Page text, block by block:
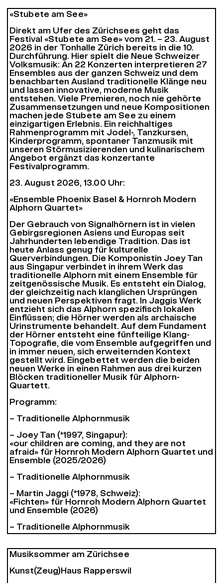
«Stubete am See»
Direkt am Ufer des Zürichsees geht das
Festival «Stubete am See» vom 21. – 23. August
2026 in der Tonhalle Zürich bereits in die 10.
Durchführung. Hier spielt die Neue Schweizer
Volksmusik: An 22 Konzerten interpretieren 27
Ensembles aus der ganzen Schweiz und dem
benachbarten Ausland traditionelle Klänge neu
und lassen innovative, moderne Musik
entstehen. Viele Premieren, noch nie gehörte
Zusammensetzungen und neue Kompositionen
machen jede Stubete am See zu einem
einzigartigen Erlebnis. Ein reichhaltiges
Rahmenprogramm mit Jodel-, Tanzkursen,
Kinderprogramm, spontaner Tanzmusik mit
unseren Störmusizierenden und kulinarischem
Angebot ergänzt das konzertante
Festivalprogramm.
23. August 2026, 13.00 Uhr:
«Ensemble Phoenix Basel & Hornroh Modern
Alphorn Quartet»
Der Gebrauch von Signalhörnern ist in vielen
Gebirgsregionen Asiens und Europas seit
Jahrhunderten lebendige Tradition. Das ist
heute Anlass genug für kulturelle
Querverbindungen. Die Komponistin Joey Tan
aus Singapur verbindet in ihrem Werk das
traditionelle Alphorn mit einem Ensemble für
zeitgenössische Musik. Es entsteht ein Dialog,
der gleichzeitig nach klanglichen Ursprüngen
und neuen Perspektiven fragt. In Jaggis Werk
entzieht sich das Alphorn spezifisch lokalen
Einflüssen; die Hörner werden als archaische
Urinstrumente behandelt. Auf dem Fundament
der Hörner entsteht eine fünfteilige Klang-
Topografie, die vom Ensemble aufgegriffen und
in immer neuen, sich erweiternden Kontext
gestellt wird. Eingebettet werden die beiden
neuen Werke in einen Rahmen aus drei kurzen
Blöcken traditioneller Musik für Alphorn-
Quartett.
Programm:
– Traditionelle Alphornmusik
– Joey Tan (*1997, Singapur):
«our children are coming, and they are not
afraid» für Hornroh Modern Alphorn Quartet und
Ensemble (2025/2026)
– Traditionelle Alphornmusik
– Martin Jaggi (*1978, Schweiz):
«Fichten» für Hornroh Modern Alphorn Quartet
und Ensemble (2026)
– Traditionelle Alphornmusik
Musiksommer am Zürichsee
Kunst(Zeug)Haus Rapperswil